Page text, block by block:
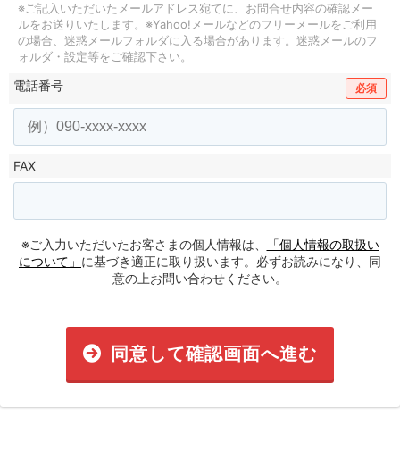
※ご記入いただいたメールアドレス宛てに、お問合せ内容の確認メー
ルをお送りいたします。 ※Yahoo!メールなどのフリーメールをご利用
の場合、迷惑メールフォルダに入る場合があります。 迷惑メールのフ
ォルダ・設定等をご確認下さい。
電話番号 必須
FAX
※ご入力いただいたお客さまの個人情報は、
「個人情報の取扱い
について」 に基づき適正に取り扱います。必ずお読みになり、同
意の上お問い合わせください。
同意して確認画面へ進む